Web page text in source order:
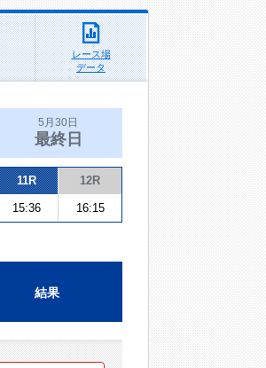
レース場
データ
5月30日
最終日
11R 12R
15:36 16:15
結果